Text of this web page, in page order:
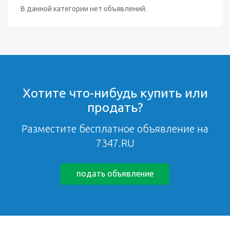
В данной категории нет объявлений.
Хотите что-нибудь купить или
продать?
Разместите бесплатное объявление на
7347.RU
подать объявление